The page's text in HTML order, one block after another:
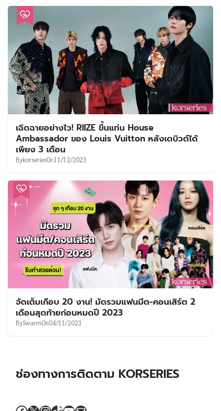
เฉิดฉายอย่างไว! RIIZE ขึ้นแท่น House
Ambassador ของ Louis Vuitton หลังเดบิวต์ได้
เพียง 3 เดือน
BykorseriesOn11/12/2023
จัดเต็มเกือบ 20 งาน! มัดรวมแฟนมีต-คอนเสิร์ต 2
เดือนสุดท้ายก่อนหมดปี 2023
BySwarmOn04/11/2023
ช่องทางการติดตาม KORSERIES